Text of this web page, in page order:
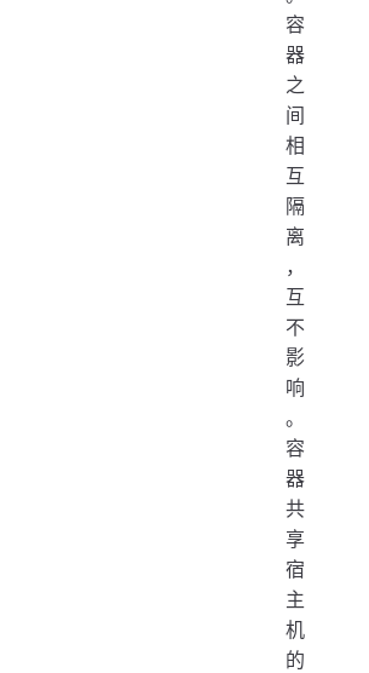
容
器
之
间
相
互
隔
离
，
互
不
影
响
。
容
器
共
享
宿
主
机
的